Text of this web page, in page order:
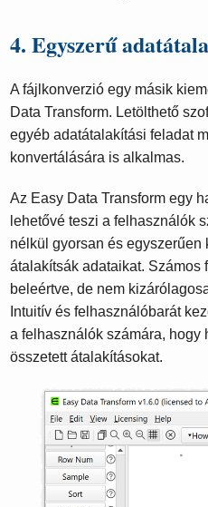
4. Egyszerű
A fájlkonverzió egy másik
Data Transform. Letölthető
egyéb adatátalakítási feladat
konvertálására is alkalmas.
Az Easy Data Transform egy
lehetővé teszi a felhasználók
nélkül gyorsan és egyszerűen
átalakítsák adataikat. Számos
beleértve, de nem
Intuitív és felhasználóbarát
a felhasználók számára, hogy
összetett átalakításokat.